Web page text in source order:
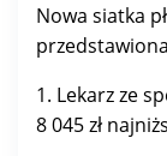
Nowa siatka
1. Lekarz ze
8 045 zł